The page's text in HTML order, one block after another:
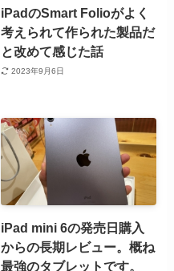
iPadのSmart Folioがよく
考えられて作られた製品だ
と改めて感じた話
2023年9月6日
iPad mini 6の発売日購入
からの長期レビュー。概ね
最強のタブレットです。